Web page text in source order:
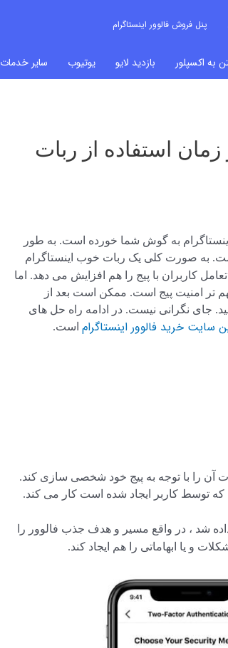
پنل فروش فالوور اینستاگرام
به اکسپلور بازدید لایو یوتیوب سایر خدمات
استفاده از ربات
اینستاگرام به گوش شما خورده است. به طور
به صورت کلی یک ربات خوب اینستاگرام
کاربران با پیج را هم افزایش می دهد. اما
تر امنیت پیج است. ممکن است بعد از
جای نگرانی نیست. در ادامه راه حل های
سایت خرید فالوور اینستاگرام است.
آن را با توجه به پیج خود شخصی سازی کند.
که توسط کاربر ایجاد شده است کار می کند.
شد ، در واقع مسیر و هدف جذب فالوور را
و یا ابهاماتی را هم ایجاد کند.